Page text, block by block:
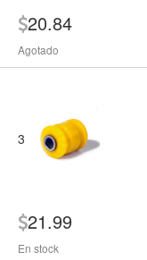
20.84
Agotado
3
21.99
En stock